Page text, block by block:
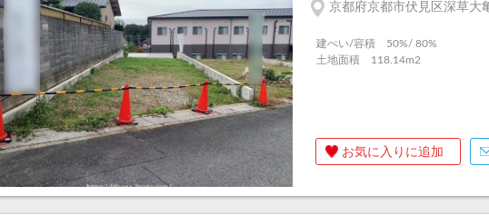
京都府京都市伏見区深草大
建ぺい/容積 50%/ 80%
土地面積 118.14m2
お気に入りに追加